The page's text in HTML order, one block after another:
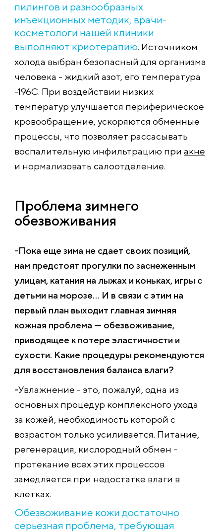
пилингов и разнообразных
инъекционных методик, врачи-
косметологи нашей клиники
выполняют криотерапию. Источником
холода выбран безопасный для организма
человека - жидкий азот, его температура
-196С. При воздействии низких
температур улучшается периферическое
кровообращение, ускоряются обменные
процессы, что позволяет рассасывать
воспалительную инфильтрацию при акне
и нормализовать салоотделение.
Проблема зимнего
обезвоживания
-Пока еще зима не сдает своих позиций,
нам предстоят прогулки по заснеженным
улицам, катания на лыжах и коньках, игры с
детьми на морозе… И в связи с этим на
первый план выходит главная зимняя
кожная проблема — обезвоживание,
приводящее к потере эластичности и
сухости. Какие процедуры рекомендуются
для восстановления баланса влаги?
-Увлажнение - это, пожалуй, одна из
основных процедур комплексного ухода
за кожей, необходимость которой с
возрастом только усиливается. Питание,
регенерация, кислородный обмен -
протекание всех этих процессов
замедляется при недостатке влаги в
клетках.
Обезвоживание кожи достаточно
серьезная проблема, требующая